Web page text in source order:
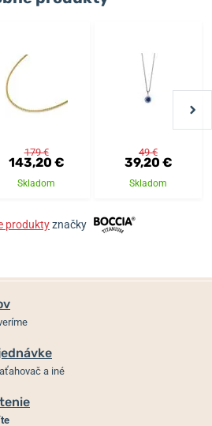
179 €
143,20 €
Skladom
49 €
39,20 €
Skladom
produktyznačky
a iné